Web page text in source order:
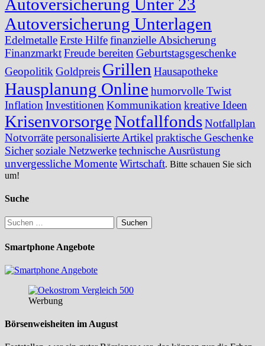
Autoversicherung Unter 23
Autoversicherung Unterlagen
EdelmetalleErste Hilfefinanzielle Absicherung
FinanzmarktFreude bereiten Geburtstagsgeschenke
Geopolitik Goldpreis Grillen Hausapotheke
Hausplanung Online humorvolle Twist
Inflation Investitionen Kommunikation kreative Ideen
KrisenvorsorgeNotfallfondsNotfallplan
Notvorrätepersonalisierte Artikel praktische Geschenke
Sichersoziale Netzwerketechnische Ausrüstung
unvergessliche MomenteWirtschaft. Bitte schauen Sie sich
um!
Suche
Suchen
nach:
Smartphone Angebote
Werbung
Börsenweisheiten im August